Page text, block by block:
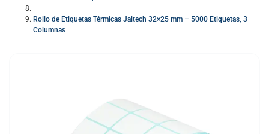
Rollo de Etiquetas Térmicas Jaltech 32×25 mm – 5000 Etiquetas, 3
Columnas